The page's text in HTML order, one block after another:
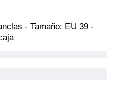
- Tamaño: EU 39 -